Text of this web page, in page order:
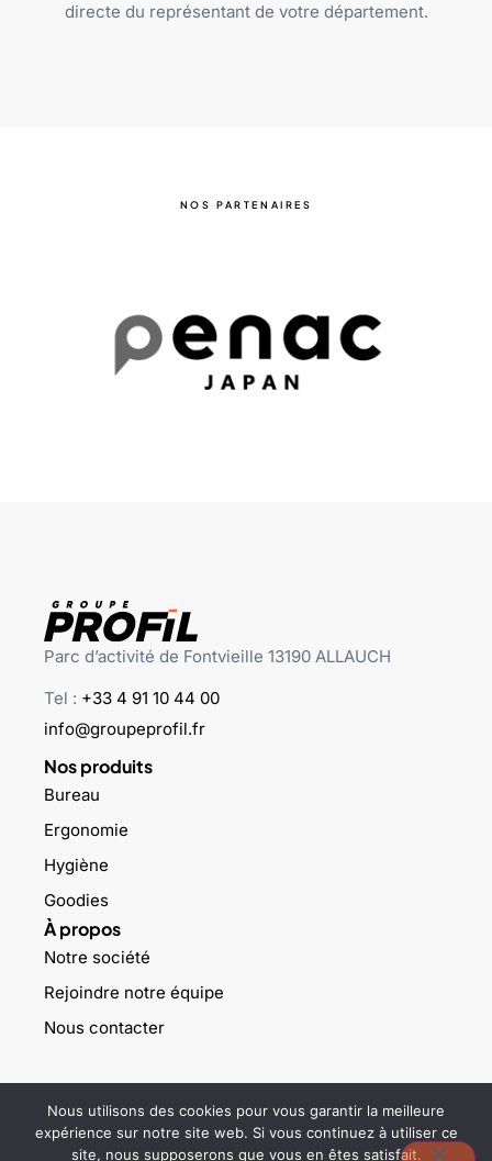
directe du représentant de votre département.
NOS PARTENAIRES
Parc d’activité de Fontvieille 13190 ALLAUCH
Tel : +33 4 91 10 44 00
info@groupeprofil.fr
Nos produits
Bureau
Ergonomie
Hygiène
Goodies
À propos
Notre société
Rejoindre notre équipe
Nous contacter
Nous utilisons des cookies pour vous garantir la meilleure
expérience sur notre site web. Si vous continuez à utiliser ce
site, nous supposerons que vous en êtes satisfait.